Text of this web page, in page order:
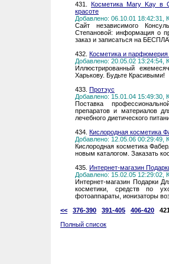
431. Косметика Mary Kay в
красоте
Добавлено: 06.10.01 18:42:31,
Сайт независимого
Степановой: информация о
заказ и записаться на
432. Косметика и парфюмерия
Добавлено: 20.05.02 13:24:54,
Иллюстрированный
Харькову. Будьте Красивыми!
433. Протэус
Добавлено: 15.01.04 15:49:30,
Поставка
препаратов и материалов
лечебного диетического
434. Кислородная косметика
Добавлено: 12.05.06 00:29:49,
Кислородная косметика
новым каталогом. Заказать
435. Интернет-магазин
Добавлено: 15.02.05 12:29:02,
Интернет-магазин Подарки
косметики, средств по
фотоаппараты, ионизаторы
<<
376-390 391-405 406-420
Полный список